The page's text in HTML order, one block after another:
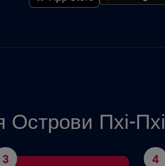
Острови Пхі-Пхі
3 4